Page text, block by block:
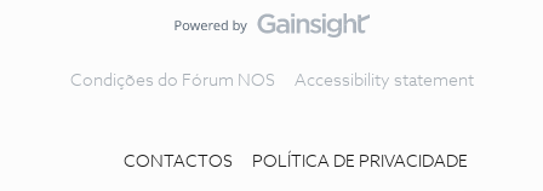
Condições do Fórum NOS Accessibility statement
CONTACTOS POLÍTICA DE PRIVACIDADE